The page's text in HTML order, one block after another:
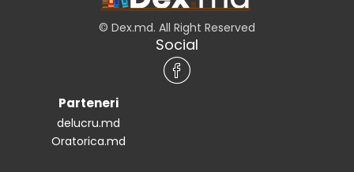
© Dex.md. All Right Reserved
Social
Parteneri
delucru.md
Oratorica.md